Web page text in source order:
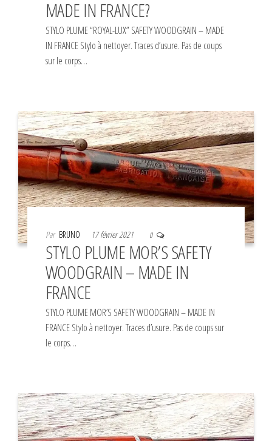
MADE IN FRANCE?
STYLO PLUME “ROYAL-LUX” SAFETY WOODGRAIN – MADE
IN FRANCE Stylo à nettoyer. Traces d’usure. Pas de coups
sur le corps…
Par BRUNO 17 février 2021 0
STYLO PLUME MOR’S SAFETY
WOODGRAIN – MADE IN
FRANCE
STYLO PLUME MOR’S SAFETY WOODGRAIN – MADE IN
FRANCE Stylo à nettoyer. Traces d’usure. Pas de coups sur
le corps…